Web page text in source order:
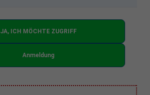
JA, ICH MÖCHTE ZUGRIFF
Anmeldung